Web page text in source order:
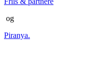
og
Piranya.